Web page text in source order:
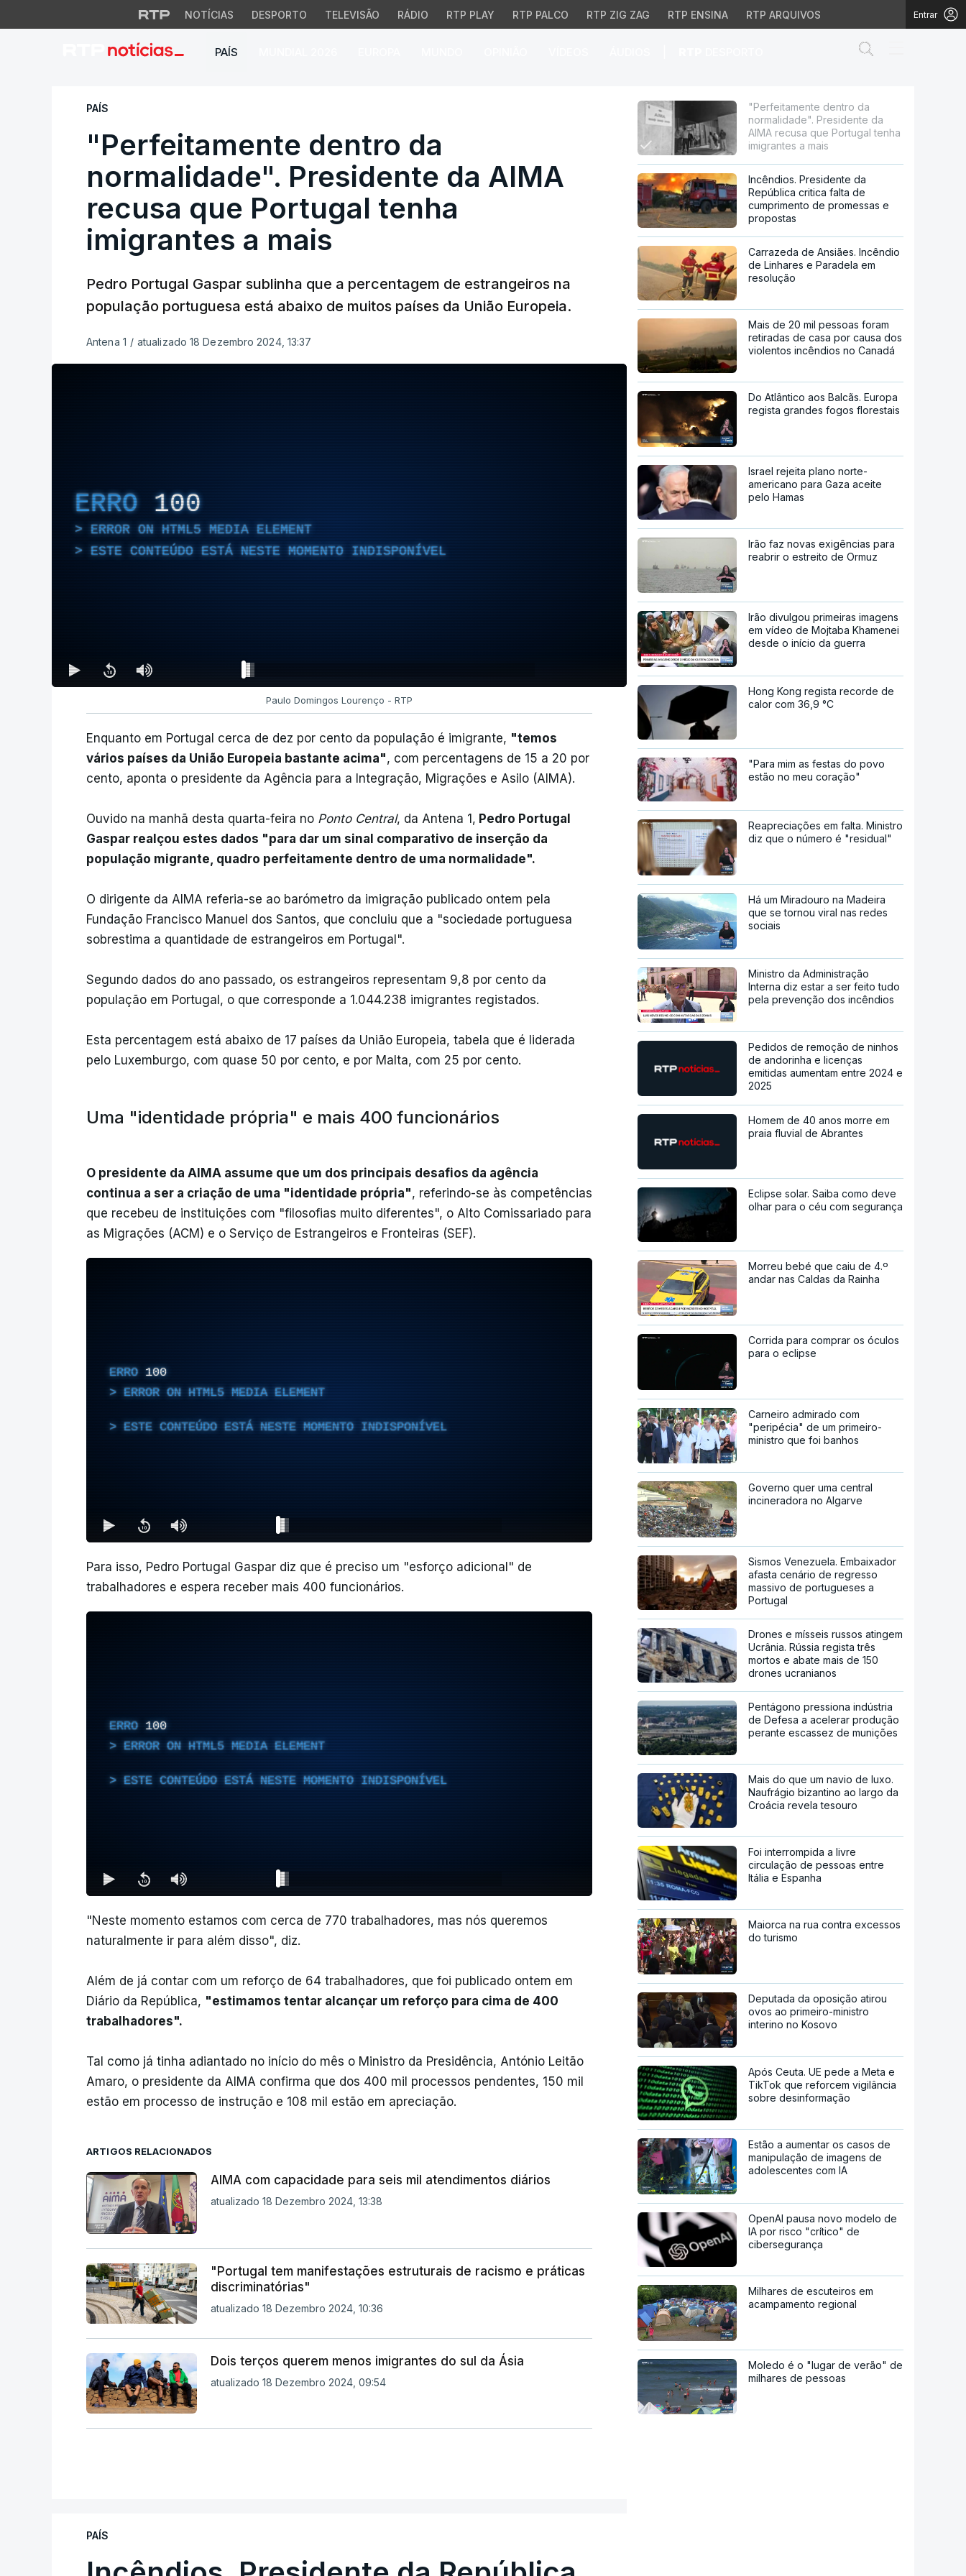
NOTÍCIAS DESPORTO TELEVISÃO RÁDIO RTP PLAY RTP PALCO RTP ZIG ZAG RTP ENSINA RTP ARQUIVOS Entrar
PAÍS
"Perfeitamente dentro da normalidade". Presidente da AIMA
PAÍS
"Perfeitamente dentro da
normalidade". Presidente da AIMA
recusa que Portugal tenha
imigrantes a mais
Pedro Portugal Gaspar sublinha que a percentagem de estrangeiros na
população portuguesa está abaixo de muitos países da União Europeia.
Antena 1 / atualizado 18 Dezembro 2024, 13:37
ERRO 100
ERROR ON HTML5 MEDIA ELEMENT
ESTE CONTEÚDO ESTÁ NESTE MOMENTO INDISPONÍVEL
Paulo Domingos Lourenço - RTP
Enquanto em Portugal cerca de dez por cento da população é imigrante, "temos
vários países da União Europeia bastante acima", com percentagens de 15 a 20 por
cento, aponta o presidente da Agência para a Integração, Migrações e Asilo (AIMA).
Ouvido na manhã desta quarta-feira no Ponto Central, da Antena 1, Pedro Portugal
Gaspar realçou estes dados "para dar um sinal comparativo de inserção da
população migrante, quadro perfeitamente dentro de uma normalidade".
O dirigente da AIMA referia-se ao barómetro da imigração publicado ontem pela
Fundação Francisco Manuel dos Santos, que concluiu que a "sociedade portuguesa
sobrestima a quantidade de estrangeiros em Portugal".
Segundo dados do ano passado, os estrangeiros representam 9,8 por cento da
população em Portugal, o que corresponde a 1.044.238 imigrantes registados.
Esta percentagem está abaixo de 17 países da União Europeia, tabela que é liderada
pelo Luxemburgo, com quase 50 por cento, e por Malta, com 25 por cento.
Uma "identidade própria" e mais 400 funcionários
O presidente da AIMA assume que um dos principais desafios da agência
continua a ser a criação de uma "identidade própria", referindo-se às competências
que recebeu de instituições com "filosofias muito diferentes", o Alto Comissariado para
as Migrações (ACM) e o Serviço de Estrangeiros e Fronteiras (SEF).
ERRO 100
ERROR ON HTML5 MEDIA ELEMENT
ESTE CONTEÚDO ESTÁ NESTE MOMENTO INDISPONÍVEL
Para isso, Pedro Portugal Gaspar diz que é preciso um "esforço adicional" de
trabalhadores e espera receber mais 400 funcionários.
ERRO 100
ERROR ON HTML5 MEDIA ELEMENT
ESTE CONTEÚDO ESTÁ NESTE MOMENTO INDISPONÍVEL
"Neste momento estamos com cerca de 770 trabalhadores, mas nós queremos
naturalmente ir para além disso", diz.
Além de já contar com um reforço de 64 trabalhadores, que foi publicado ontem em
Diário da República, "estimamos tentar alcançar um reforço para cima de 400
trabalhadores".
Tal como já tinha adiantado no início do mês o Ministro da Presidência, António Leitão
Amaro, o presidente da AIMA confirma que dos 400 mil processos pendentes, 150 mil
estão em processo de instrução e 108 mil estão em apreciação.
ARTIGOS RELACIONADOS
AIMA com capacidade para seis mil atendimentos diários
atualizado 18 Dezembro 2024, 13:38
"Portugal tem manifestações estruturais de racismo e práticas
discriminatórias"
atualizado 18 Dezembro 2024, 10:36
Dois terços querem menos imigrantes do sul da Ásia
atualizado 18 Dezembro 2024, 09:54
PAÍS
"Perfeitamente dentro da
normalidade". Presidente da
AIMA recusa que Portugal tenha
imigrantes a mais
Incêndios. Presidente da
República critica falta de
cumprimento de promessas e
propostas
Carrazeda de Ansiães. Incêndio
de Linhares e Paradela em
resolução
Mais de 20 mil pessoas foram
retiradas de casa por causa dos
violentos incêndios no Canadá
Do Atlântico aos Balcãs. Europa
regista grandes fogos florestais
Israel rejeita plano norte-
americano para Gaza aceite
pelo Hamas
Irão faz novas exigências para
reabrir o estreito de Ormuz
Irão divulgou primeiras imagens
em vídeo de Mojtaba Khamenei
desde o início da guerra
Hong Kong regista recorde de
calor com 36,9 °C
"Para mim as festas do povo
estão no meu coração"
Reapreciações em falta. Ministro
diz que o número é "residual"
Há um Miradouro na Madeira
que se tornou viral nas redes
sociais
Ministro da Administração
Interna diz estar a ser feito tudo
pela prevenção dos incêndios
Pedidos de remoção de ninhos
de andorinha e licenças
emitidas aumentam entre 2024 e
2025
Homem de 40 anos morre em
praia fluvial de Abrantes
Eclipse solar. Saiba como deve
olhar para o céu com segurança
Morreu bebé que caiu de 4.º
andar nas Caldas da Rainha
Corrida para comprar os óculos
para o eclipse
Carneiro admirado com
"peripécia" de um primeiro-
ministro que foi banhos
Governo quer uma central
incineradora no Algarve
Sismos Venezuela. Embaixador
afasta cenário de regresso
massivo de portugueses a
Portugal
Drones e mísseis russos atingem
Ucrânia. Rússia regista três
mortos e abate mais de 150
drones ucranianos
Pentágono pressiona indústria
de Defesa a acelerar produção
perante escassez de munições
Mais do que um navio de luxo.
Naufrágio bizantino ao largo da
Croácia revela tesouro
Foi interrompida a livre
circulação de pessoas entre
Itália e Espanha
Maiorca na rua contra excessos
do turismo
Deputada da oposição atirou
ovos ao primeiro-ministro
interino no Kosovo
Após Ceuta. UE pede a Meta e
TikTok que reforcem vigilância
sobre desinformação
Estão a aumentar os casos de
manipulação de imagens de
adolescentes com IA
OpenAI pausa novo modelo de
IA por risco "crítico" de
cibersegurança
Milhares de escuteiros em
acampamento regional
Moledo é o "lugar de verão" de
milhares de pessoas